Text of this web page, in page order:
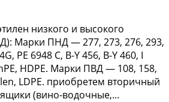
низкого и высокого
Марки ПНД — 277, 273, 276, 293,
PE 6948 C, B-Y 456, B-Y 460, I
HDPE. Марки ПВД — 108, 158,
LDPE. приобретем вторичный
(вино-водочные,...